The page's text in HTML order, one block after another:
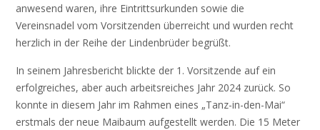
anwesend waren, ihre Eintrittsurkunden sowie die
Vereinsnadel vom Vorsitzenden überreicht und wurden recht
herzlich in der Reihe der Lindenbrüder begrüßt.
In seinem Jahresbericht blickte der 1. Vorsitzende auf ein
erfolgreiches, aber auch arbeitsreiches Jahr 2024 zurück. So
konnte in diesem Jahr im Rahmen eines „Tanz-in-den-Mai“
erstmals der neue Maibaum aufgestellt werden. Die 15 Meter